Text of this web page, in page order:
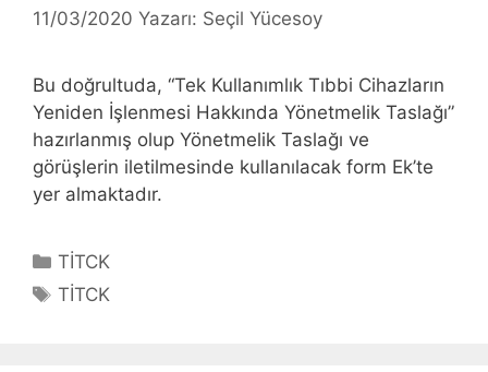
11/03/2020 Yazarı: Seçil Yücesoy
Bu doğrultuda, “Tek Kullanımlık Tıbbi Cihazların
Yeniden İşlenmesi Hakkında Yönetmelik Taslağı”
hazırlanmış olup Yönetmelik Taslağı ve
görüşlerin iletilmesinde kullanılacak form Ek’te
yer almaktadır.
Kategoriler
TİTCK
Etiketler
TİTCK